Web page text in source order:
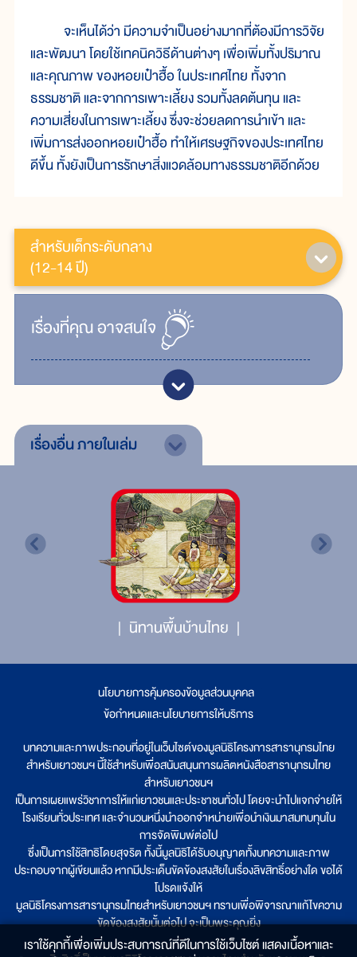
สำหรับเด็กระดับกลาง
(12-14 ปี)
เรื่ิองที่คุณอาจสนใจ
จะเห็นได้ว่า มีความจำเป็นอย่างมากที่ต้องมีการวิจัย
และพัฒนา โดยใช้เทคนิควิธีด้านต่างๆ เพื่อเพิ่มทั้งปริมาณ
และคุณภาพ ของหอยเป๋าฮื้อ ในประเทศไทย ทั้งจาก
ธรรมชาติ และจากการเพาะเลี้ยง รวมทั้งลดต้นทุน และ
ความเสี่ยงในการเพาะเลี้ยง ซึ่งจะช่วยลดการนำเข้า และ
เพิ่มการส่งออกหอยเป๋าฮื้อ ทำให้เศรษฐกิจของประเทศไทย
ดีขึ้น ทั้งยังเป็นการรักษาสิ่งแวดล้อมทางธรรมชาติอีกด้วย
เรื่องอื่นภายในเล่ม
นิทานพื้นบ้านไทย
นโยบายการคุ้มครองข้อมูลส่วนบุคคล
ข้อกำหนดและนโยบายการให้บริการ
บทความและภาพประกอบที่อยู่ในเว็บไซต์ของมูลนิธิโครงการสารานุกรมไทย
สำหรับเยาวชนฯ นี้ใช้สำหรับเพื่อสนับสนุนการผลิตหนังสือสารานุกรมไทย
สำหรับเยาวชนฯ
เป็นการเผยแพร่วิชาการให้แก่เยาวชนและประชาชนทั่วไป โดยจะนำไปแจกจ่ายให้
โรงเรียนทั่วประเทศ และจำนวนหนึ่งนำออกจำหน่ายเพื่อนำเงินมาสมทบทุนใน
การจัดพิมพ์ต่อไป
ซึ่งเป็นการใช้สิทธิโดยสุจริต ทั้งนี้มูลนิธิได้รับอนุญาตทั้งบทความและภาพ
ประกอบจากผู้เขียนแล้ว หากมีประเด็นขัดข้องสงสัยในเรื่องลิขสิทธิ์อย่างใด ขอได้
โปรดแจ้งให้
มูลนิธิโครงการสารานุกรมไทยสำหรับเยาวชนฯ ทราบเพื่อพิจารณาแก้ไขความ
ขัดข้องสงสัยนั้นต่อไป จะเป็นพระคุณยิ่ง
เราใช้คุกกี้เพื่อเพิ่มประสบการณ์ที่ดีในการใช้เว็บไซต์ แสดงเนื้อหาและ